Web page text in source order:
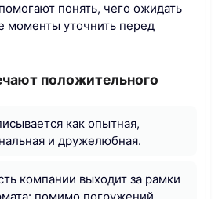
понять, чего ожидать
моменты уточнить перед
положительного
как опытная,
и дружелюбная.
компании выходит за рамки